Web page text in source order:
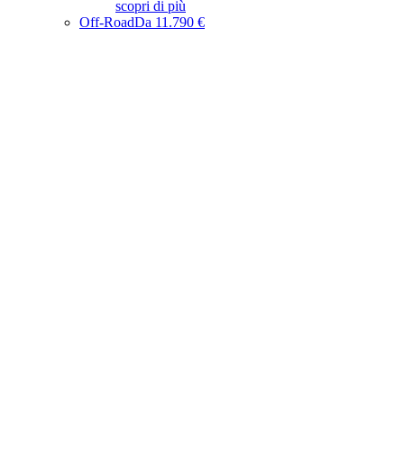
scopri di più
Off-RoadDa 11.790 €